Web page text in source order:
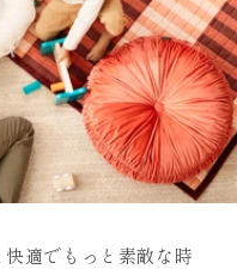
適でもっと素敵な時